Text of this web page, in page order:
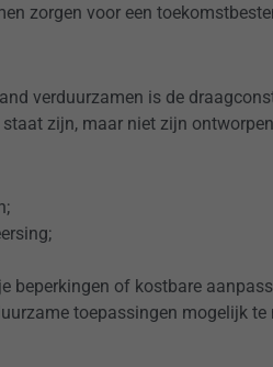
zorgen voor een
verduurzamen is de
zijn, maar niet zijn
beperkingen of kostbare
toepassingen mogelijk